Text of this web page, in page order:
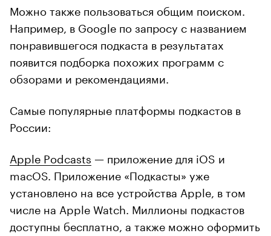
Можно также пользоваться общим поиском.
Например, в Google по запросу с названием
понравившегося подкаста в результатах
появится подборка похожих программ с
обзорами и рекомендациями.
Самые популярные платформы подкастов в
России:
Apple Podcasts — приложение для iOS и
macOS. Приложение «Подкасты» уже
установлено на все устройства Apple, в том
числе на Apple Watch. Миллионы подкастов
доступны бесплатно, а также можно оформить